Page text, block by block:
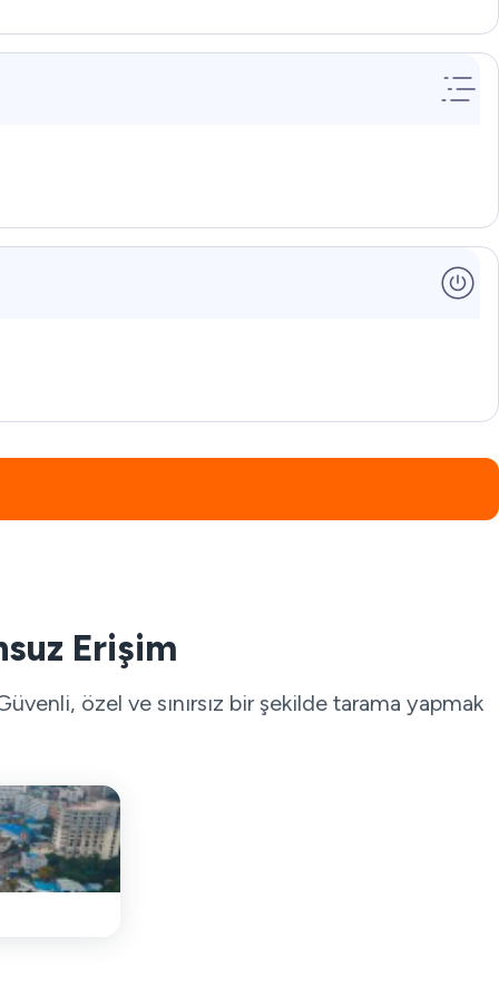
Erişim
özel ve sınırsız bir şekilde tarama yapmak